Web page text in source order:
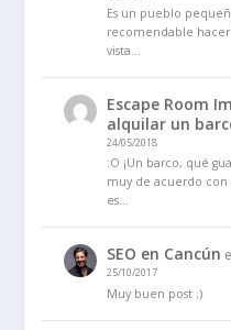
Es un pueblo
recomendable hacer
vista…
Escape Room
alquilar un
24/05/2018
:O ¡Un barco, qué
muy de acuerdo con
es…
SEO en Cancún
25/10/2017
Muy buen post ;)